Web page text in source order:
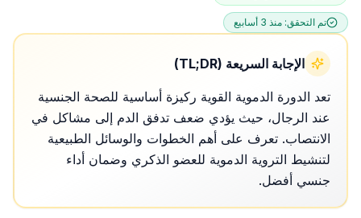
تم التحقق: منذ 3 أسابيع
الإجابة السريعة (TL;DR)
تعد الدورة الدموية القوية ركيزة أساسية للصحة الجنسية
عند الرجال، حيث يؤدي ضعف تدفق الدم إلى مشاكل في
الانتصاب. تعرف على أهم الخطوات والوسائل الطبيعية
لتنشيط التروية الدموية للعضو الذكري وضمان أداء
جنسي أفضل.